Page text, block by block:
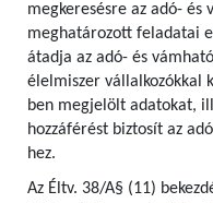
megkeresésre az adó- és
meghatározott feladatai
átadja az adó- és
élelmiszer vállalkozókkal
ben megjelölt adatokat,
hozzáférést biztosít az
hez.
Az Éltv. 38/A§ (11)